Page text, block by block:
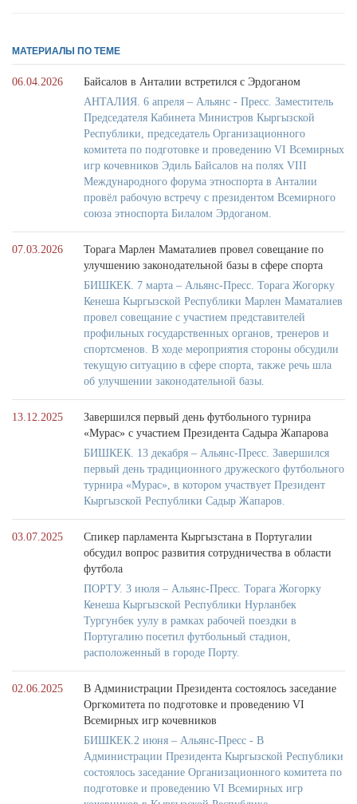
МАТЕРИАЛЫ ПО ТЕМЕ
06.04.2026
Байсалов в Анталии встретился с Эрдоганом
АНТАЛИЯ. 6 апреля – Альянс - Пресс. Заместитель
Председателя Кабинета Министров Кыргызской
Республики, председатель Организационного
комитета по подготовке и проведению VI Всемирных
игр кочевников Эдиль Байсалов на полях VIII
Международного форума этноспорта в Анталии
провёл рабочую встречу с президентом Всемирного
союза этноспорта Билалом Эрдоганом.
07.03.2026
Торага Марлен Маматалиев провел совещание по
улучшению законодательной базы в сфере спорта
БИШКЕК. 7 марта – Альянс-Пресс. Торага Жогорку
Кенеша Кыргызской Республики Марлен Маматалиев
провел совещание с участием представителей
профильных государственных органов, тренеров и
спортсменов. В ходе мероприятия стороны обсудили
текущую ситуацию в сфере спорта, также речь шла
об улучшении законодательной базы.
13.12.2025
Завершился первый день футбольного турнира
«Мурас» с участием Президента Садыра Жапарова
БИШКЕК. 13 декабря – Альянс-Пресс. Завершился
первый день традиционного дружеского футбольного
турнира «Мурас», в котором участвует Президент
Кыргызской Республики Садыр Жапаров.
03.07.2025
Спикер парламента Кыргызстана в Португалии
обсудил вопрос развития сотрудничества в области
футбола
ПОРТУ. 3 июля – Альянс-Пресс. Торага Жогорку
Кенеша Кыргызской Республики Нурланбек
Тургунбек уулу в рамках рабочей поездки в
Португалию посетил футбольный стадион,
расположенный в городе Порту.
02.06.2025
В Администрации Президента состоялось заседание
Оргкомитета по подготовке и проведению VI
Всемирных игр кочевников
БИШКЕК.2 июня – Альянс-Пресс - В
Администрации Президента Кыргызской Республики
состоялось заседание Организационного комитета по
подготовке и проведению VI Всемирных игр